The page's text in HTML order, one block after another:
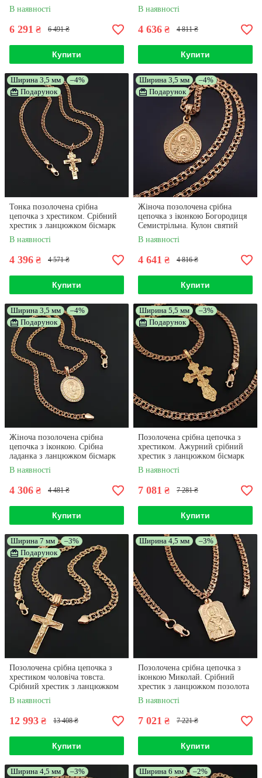
585. 60 см
В наявності
6 291 ₴ 6 491 ₴
Купити
бісмарк позолота 585. 60 см
В наявності
4 636 ₴ 4 811 ₴
Купити
Ширина 3,5 мм
–4%
Подарунок
Тонка позолочена срібна
цепочка з хрестиком. Срібний
хрестик з ланцюжком бісмарк
позолота 585. 55 см
В наявності
4 396 ₴ 4 571 ₴
Купити
Ширина 3,5 мм
–4%
Подарунок
Жіноча позолочена срібна
цепочка з іконкою Богородиця
Семистрільна. Кулон святий
Миколай Чудотворець і
ланцюжок 925 проба 50 см
В наявності
4 641 ₴ 4 816 ₴
Купити
Ширина 3,5 мм
–4%
Подарунок
Жіноча позолочена срібна
цепочка з іконкою. Срібна
ладанка з ланцюжком бісмарк
позолота 585. 50 см
В наявності
4 306 ₴ 4 481 ₴
Купити
Ширина 5,5 мм
–3%
Подарунок
Позолочена срібна цепочка з
хрестиком. Ажурний срібний
хрестик з ланцюжком бісмарк
позолота 585. 55 см
В наявності
7 081 ₴ 7 281 ₴
Купити
Ширина 7 мм
–3%
Подарунок
Позолочена срібна цепочка з
хрестиком чоловіча товста.
Срібний хрестик з ланцюжком
позолота 585. 55 см
В наявності
12 993 ₴ 13 408 ₴
Купити
Ширина 4,5 мм –3%
Позолочена срібна цепочка з
іконкою Миколай. Срібний
хрестик з ланцюжком позолота
585. 65 см
В наявності
7 021 ₴ 7 221 ₴
Купити
Ширина 4,5 мм
–3%
Ширина 6 мм
–2%